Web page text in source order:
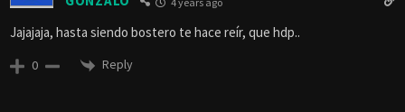
Jajajaja, hasta siendo bostero te hace reír, que hdp..
0 Reply